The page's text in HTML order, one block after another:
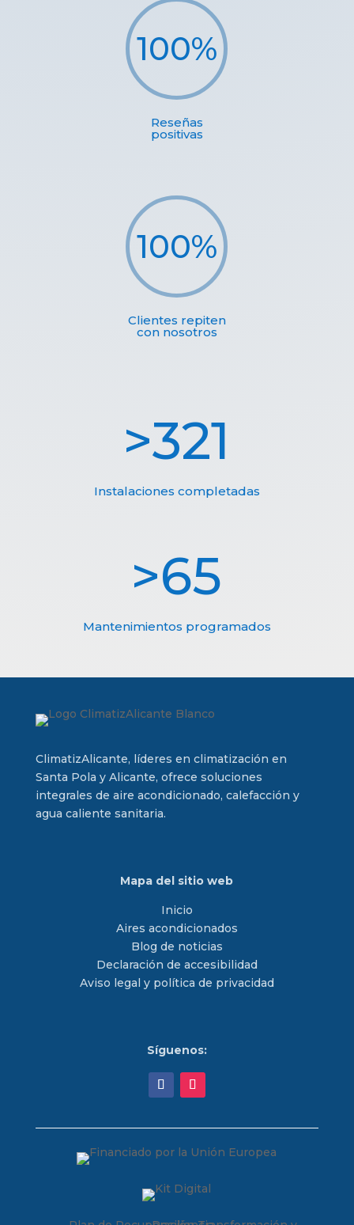
100%
Reseñas
positivas
100%
Clientes repiten
con nosotros
321
Instalaciones completadas
65
Mantenimientos programados
ClimatizAlicante, líderes en climatización en
Santa Pola y Alicante, ofrece soluciones
integrales de aire acondicionado, calefacción y
agua caliente sanitaria.
Mapa del sitio web
Inicio
Aires acondicionados
Blog de noticias
Declaración de accesibilidad
Aviso legal y política de privacidad
Síguenos: